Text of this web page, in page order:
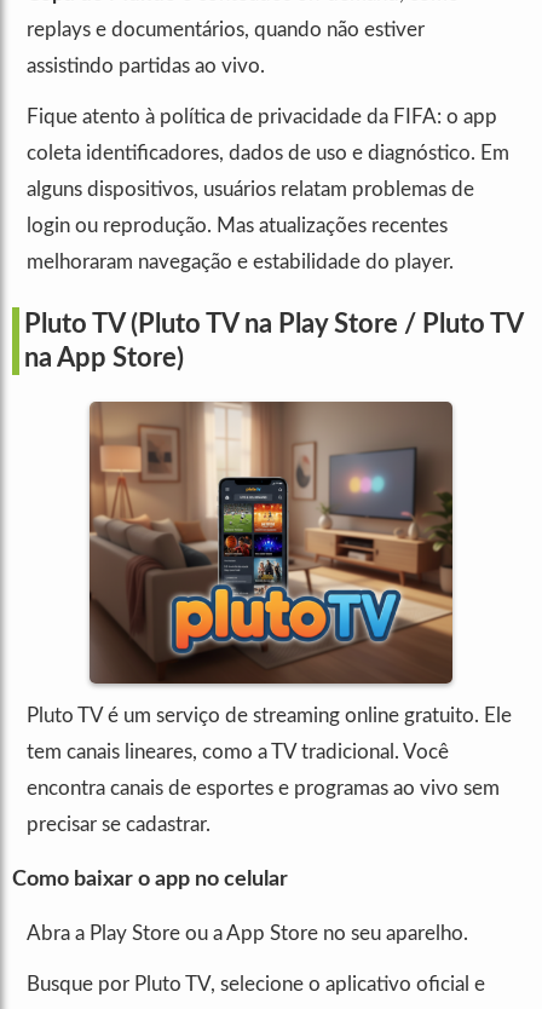
replays e documentários, quando não estiver
assistindo partidas ao vivo.
Fique atento à política de privacidade da FIFA: o app
coleta identificadores, dados de uso e diagnóstico. Em
alguns dispositivos, usuários relatam problemas de
login ou reprodução. Mas atualizações recentes
melhoraram navegação e estabilidade do player.
Pluto TV (Pluto TV na Play Store / Pluto TV
na App Store)
Pluto TV é um serviço de streaming online gratuito. Ele
tem canais lineares, como a TV tradicional. Você
encontra canais de esportes e programas ao vivo sem
precisar se cadastrar.
Como baixar o app no celular
Abra a Play Store ou a App Store no seu aparelho.
Busque por Pluto TV, selecione o aplicativo oficial e